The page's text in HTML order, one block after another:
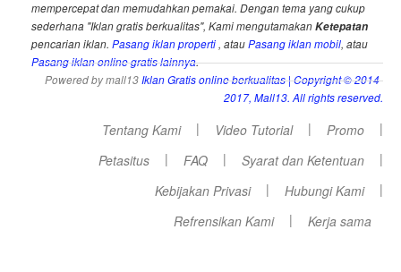
mempercepat dan memudahkan pemakai. Dengan tema yang cukup
sederhana "Iklan gratis berkualitas", Kami mengutamakanKetepatan
pencarian iklan. Pasang iklan properti , atauPasang iklan mobil, atau
Pasang iklan online gratis lainnya.
Powered by mall13Iklan Gratis online berkualitas| Copyright © 2014-
2017, Mall13. All rights reserved.
Tentang Kami | Video Tutorial | Promo
|
Petasitus
| FAQ | Syarat dan Ketentuan
|
Kebijakan Privasi
| Hubungi Kami
|
Refrensikan Kami
| Kerja sama